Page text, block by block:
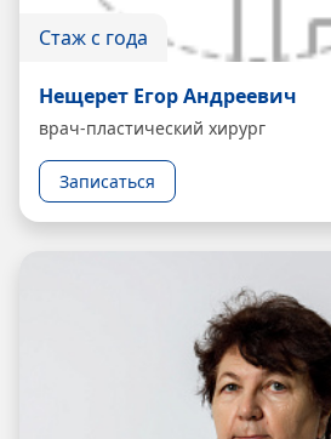
Стаж с года
Нещерет Егор Андреевич
врач-пластический хирург
Записаться